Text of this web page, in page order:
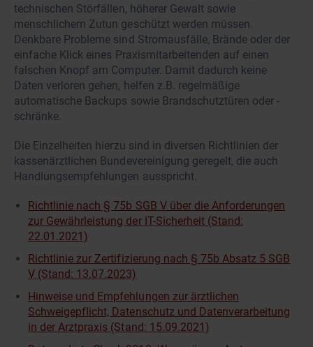
technischen Störfällen, höherer Gewalt sowie
menschlichem Zutun geschützt werden müssen.
Denkbare Probleme sind Stromausfälle, Brände oder der
einfache Klick eines Praxismitarbeitenden auf einen
falschen Knopf am Computer. Damit dadurch keine
Daten verloren gehen, helfen z.B. regelmäßige
automatische Backups sowie Brandschutztüren oder -
schränke.
Die Einzelheiten hierzu sind in diversen Richtlinien der
kassenärztlichen Bundevereinigung geregelt, die auch
Handlungsempfehlungen ausspricht.
Richtlinie nach § 75b SGB V über die Anforderungen
zur Gewährleistung der IT-Sicherheit (Stand:
22.01.2021)
Richtlinie zur Zertifizierung nach § 75b Absatz 5 SGB
V (Stand: 13.07.2023)
Hinweise und Empfehlungen zur ärztlichen
Schweigepflicht, Datenschutz und Datenverarbeitung
in der Arztpraxis (Stand: 15.09.2021)